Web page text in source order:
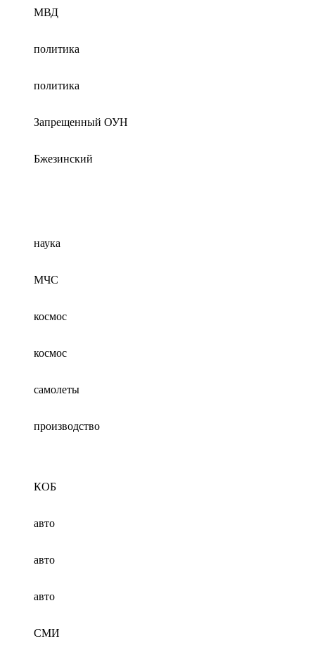
МВД
политика
политика
Запрещенный ОУН
Бжезинский
наука
МЧС
космос
космос
самолеты
производство
КОБ
авто
авто
авто
СМИ